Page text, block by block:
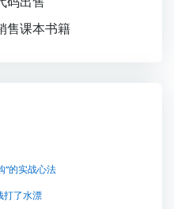
售课本书籍
”的实战心法
打了水漂